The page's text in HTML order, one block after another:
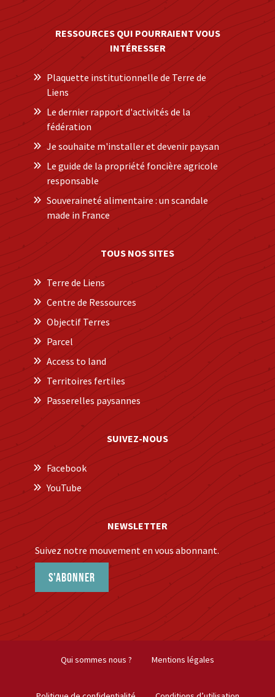
RESSOURCES QUI POURRAIENT VOUS
INTÉRESSER
Plaquette institutionnelle de Terre de
Liens
Le dernier rapport d'activités de la
fédération
Je souhaite m'installer et devenir paysan
Le guide de la propriété foncière agricole
responsable
Souveraineté alimentaire : un scandale
made in France
TOUS NOS SITES
Terre de Liens
Centre de Ressources
Objectif Terres
Parcel
Access to land
Territoires fertiles
Passerelles paysannes
SUIVEZ-NOUS
Facebook
YouTube
NEWSLETTER
Suivez notre mouvement en vous abonnant.
S'abonner
Qui sommes nous ? Mentions légales